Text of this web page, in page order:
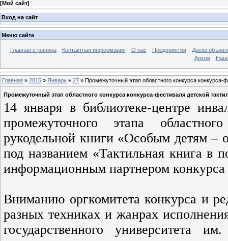
[Мой сайт]
Вход на сайт
Меню сайта
Главная страница Контактная информация О нас Предприятия
Доска
Архив
Главная » 2015 » Январь » 27 » Промежуточный этап областного конкурса
Промежуточный этап областного конкурса конкурса-фестиваля детской
14 января в библиотеке-центре
промежуточного этапа
рукодельной книги «Особым детям –
под названием «Тактильная книга в
информационным партнером
Вниманию оргкомитета конкурса и
разных техниках и жанрах
государственного университета